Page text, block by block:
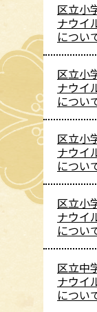
区立小
ナウイ
につい
区立小
ナウイ
につい
区立小
ナウイ
につい
区立小
ナウイ
につい
区立中
ナウイ
につい